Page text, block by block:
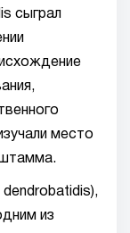
сыграл
место
штамма.
из